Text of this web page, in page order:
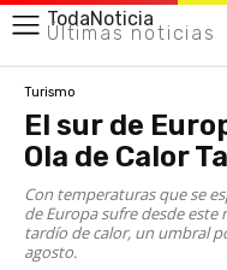
TodaNoticia
Últimas noticias
Turismo
El sur de
Ola de Calor
Con temperaturas que se
de Europa sufre desde este
tardío de calor, un umbral
agosto.